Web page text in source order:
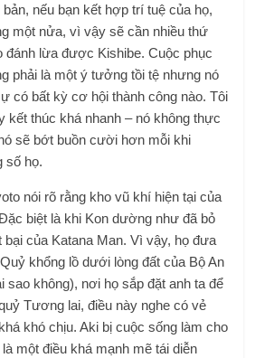
nếu bạn kết hợp trí tuệ của họ,
một nửa, vì vậy sẽ cần nhiều thứ
đánh lừa được Kishibe. Cuộc phục
phải là một ý tưởng tồi tệ nhưng nó
có bất kỳ cơ hội thành công nào. Tôi
kết thúc khá nhanh – nó không thực
sẽ bớt buồn cười hơn mỗi khi
số họ.
nói rõ rằng kho vũ khí hiện tại của
biệt là khi Kon dường như đã bỏ
của Katana Man. Vì vậy, họ đưa
khổng lồ dưới lòng đất của Bộ An
sao không), nơi họ sắp đặt anh ta để
Tương lai, điều này nghe có vẻ
khó chịu. Aki bị cuộc sống làm cho
một điều khá mạnh mẽ tái diễn